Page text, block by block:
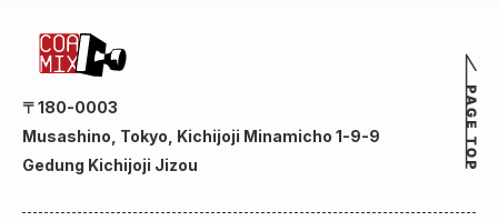
〒180-0003
Musashino, Tokyo, Kichijoji Minamicho 1-9-9
Gedung Kichijoji Jizou